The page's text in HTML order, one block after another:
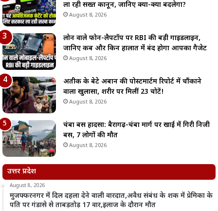
ला रही सख्त कानून, जानिए क्या-क्या बदलेगा?
August 8, 2026
लोन वाले फोन-लैपटॉप पर RBI की बड़ी गाइडलाइन,
जानिए कब और किन हालात में बंद होगा आपका गैजेट
August 8, 2026
अतीक के बेटे अबान की पोस्टमार्टम रिपोर्ट में चौंकाने
वाला खुलासा, शरीर पर मिलीं 23 चोटें!
August 8, 2026
चंबा बस हादसा: बैरागढ़-चंबा मार्ग पर खाई में गिरी निजी
बस, 7 लोगों की मौत
August 8, 2026
उत्तर प्रदेश
August 8, 2026
मुजफ्फरनगर में दिल दहला देने वाली वारदात,अवैध संबंध के शक में प्रेमिका के
पति पर गंडासे से ताबड़तोड़ 17 वार,इलाज के दौरान मौत